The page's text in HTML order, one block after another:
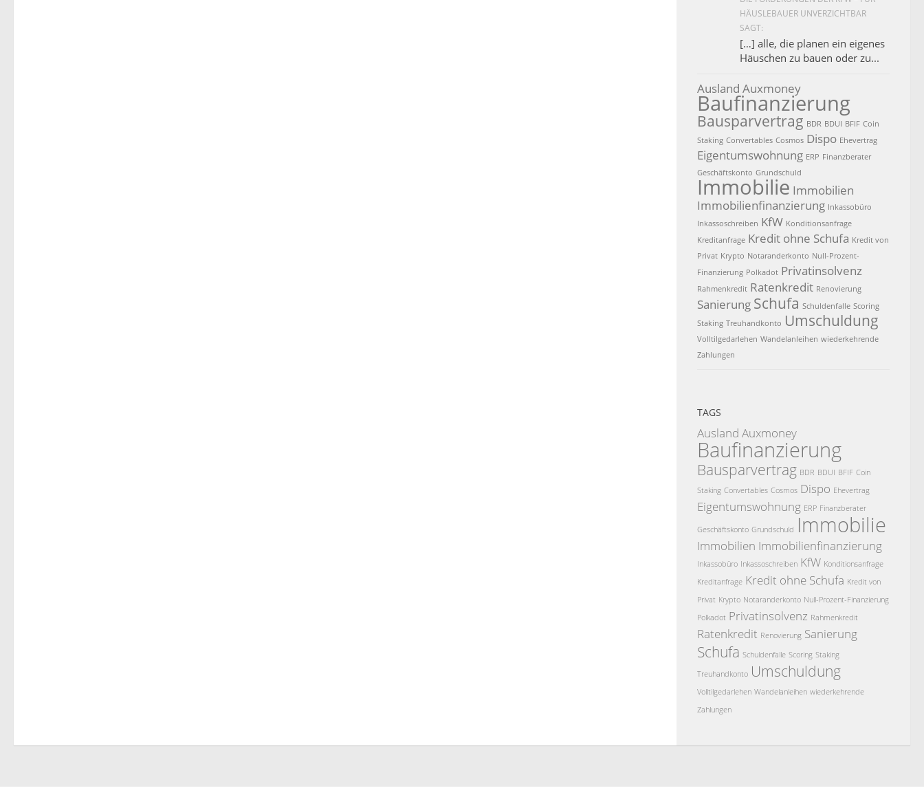
HÄUSLEBAUER UNVERZICHTBAR
SAGT:
[…] alle, die planen ein eigenes
Häuschen zu bauen oder zu...
Ausland Auxmoney
Baufinanzierung
Bausparvertrag BDR BDUI BFIF Coin
Staking Convertables Cosmos Dispo Ehevertrag
Eigentumswohnung ERP Finanzberater
Geschäftskonto Grundschuld
Immobilie Immobilien
Immobilienfinanzierung Inkassobüro
Inkassoschreiben KfW Konditionsanfrage
Kreditanfrage Kredit ohne Schufa Kredit von
Privat Krypto Notaranderkonto Null-Prozent-
Finanzierung Polkadot Privatinsolvenz
Rahmenkredit Ratenkredit Renovierung
Sanierung Schufa Schuldenfalle Scoring
Staking Treuhandkonto Umschuldung
Volltilgedarlehen Wandelanleihen wiederkehrende
Zahlungen
TAGS
Ausland Auxmoney
Baufinanzierung
Bausparvertrag BDR BDUI BFIF Coin
Staking Convertables Cosmos Dispo Ehevertrag
Eigentumswohnung ERP Finanzberater
Geschäftskonto Grundschuld Immobilie
Immobilien Immobilienfinanzierung
Inkassobüro Inkassoschreiben KfW Konditionsanfrage
Kreditanfrage Kredit ohne Schufa Kredit von
Privat Krypto Notaranderkonto Null-Prozent-Finanzierung
Polkadot Privatinsolvenz Rahmenkredit
Ratenkredit Renovierung Sanierung
Schufa Schuldenfalle Scoring Staking
Treuhandkonto Umschuldung
Volltilgedarlehen Wandelanleihen wiederkehrende
Zahlungen